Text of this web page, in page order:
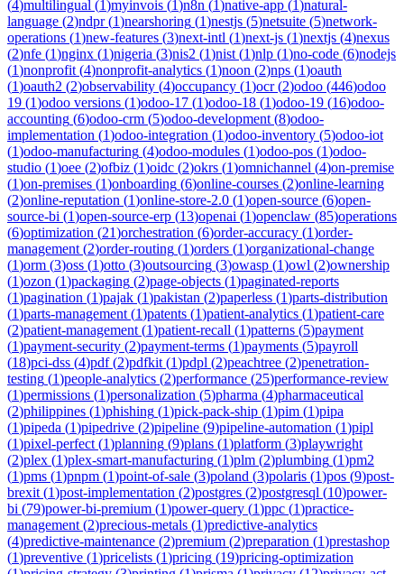
(4)multilingual (1)myinvois (1)n8n (1)native-app (1)natural-
language (2)ndpr(1)nearshoring (1)nestjs (5)netsuite (5)network-
operations (1)new-features (3)next-intl (1)next-js (1)nextjs (4)nexus
(2)nfe (1)nginx (1)nigeria (3)nis2 (1)nist (1)nlp (1)no-code (6)nodejs
(1)nonprofit (4)nonprofit-analytics (1)noon (2)nps (1)oauth
(1)oauth2 (2)observability (4)occupancy (1)ocr(2)odoo (446)odoo
19 (1)odoo versions (1)odoo-17 (1)odoo-18 (1)odoo-19 (16)odoo-
accounting (6)odoo-crm (5)odoo-development (8)odoo-
implementation (1)odoo-integration (1)odoo-inventory (5)odoo-iot
(1)odoo-manufacturing (4)odoo-modules (1)odoo-pos (1)odoo-
studio (1)oee (2)ofbiz (1)oidc (2)okrs (1)omnichannel (4)on-premise
(1)on-premises (1)onboarding (6)online-courses (2)online-learning
(2)online-reputation (1)online-store-2.0 (1)open-source (6)open-
source-bi (1)open-source-erp (13)openai (1)openclaw (85)operations
(6)optimization (21)orchestration (6)order-accuracy (1)order-
management (2)order-routing (1)orders (1)organizational-change
(1)orm (3)oss (1)otto (3)outsourcing (3)owasp (1)owl (2)ownership
(1)ozon (1)packaging (2)page-objects (1)paginated-reports
(1)pagination (1)pajak (1)pakistan (2)paperless (1)parts-distribution
(1)parts-management (1)patents (1)patient-analytics (1)patient-care
(2)patient-management (1)patient-recall (1)patterns (5)payment
(1)payment-security (2)payment-terms (1)payments (5)payroll
(18)pci-dss (4)pdf(2)pdfkit (1)pdpl (2)peachtree (2)penetration-
testing (1)people-analytics (2)performance (25)performance-review
(1)permissions (1)personalization (5)pharma (4)pharmaceutical
(2)philippines (1)phishing (1)pick-pack-ship (1)pim (1)pipa
(1)pipeda (1)pipedrive (2)pipeline (9)pipeline-automation (1)pipl
(1)pixel-perfect (1)planning (9)plans (1)platform (3)playwright
(2)plex (1)plex-smart-manufacturing (1)plm (2)plumbing (1)pm2
(1)pms (1)pnpm (1)point-of-sale (3)poland (3)polaris (1)pos (9)post-
brexit (1)post-implementation (2)postgres (2)postgresql (10)power-
bi (79)power-bi-premium (1)power-query (1)ppc (1)practice-
management (2)precious-metals (1)predictive-analytics
(4)predictive-maintenance (2)premium (2)preparation (1)prestashop
(1)preventive (1)pricelists (1)pricing (19)pricing-optimization